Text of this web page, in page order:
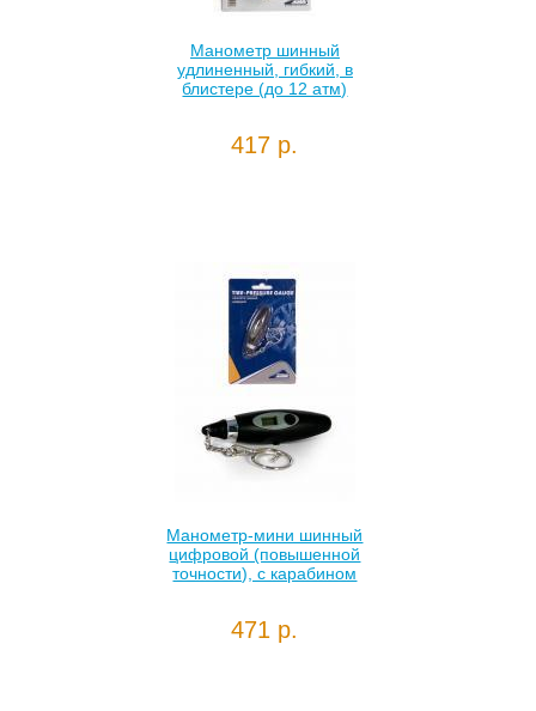
Манометр шинный
удлиненный, гибкий, в
блистере (до 12 атм)
417 р.
Манометр-мини шинный
цифровой (повышенной
точности), с карабином
471 р.